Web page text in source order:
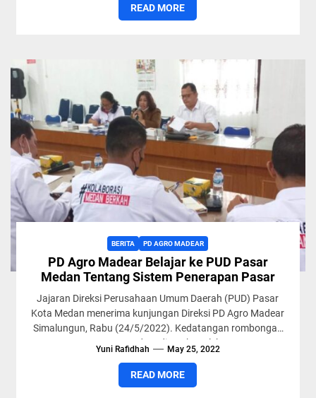
READ MORE
BERITA PD AGRO MADEAR
PD Agro Madear Belajar ke PUD Pasar
Medan Tentang Sistem Penerapan Pasar
Jajaran Direksi Perusahaan Umum Daerah (PUD) Pasar
Kota Medan menerima kunjungan Direksi PD Agro Madear
Simalungun, Rabu (24/5/2022). Kedatangan rombongan
PD Agro Madear disambut oleh...
Yuni Rafidhah May 25, 2022
READ MORE